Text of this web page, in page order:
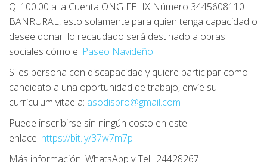
Q. 100.00 a la Cuenta ONG FELIX Número 3445608110
BANRURAL, esto solamente para quien tenga capacidad o
desee donar. lo recaudado será destinado a obras
sociales cómo el Paseo Navideño.
Si es persona con discapacidad y quiere participar como
candidato a una oportunidad de trabajo, envíe su
currículum vitae a: asodispro@gmail.com
Puede inscribirse sin ningún costo en este
enlace: https://bit.ly/37w7m7p
Más información: WhatsApp y Tel.: 24428267